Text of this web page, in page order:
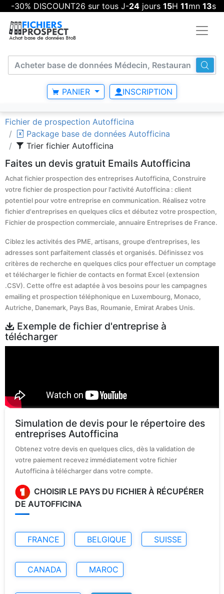
-30% DISCOUNT26 sur tous J-24jours 15H 11mn 13s
PANIER INSCRIPTION
Fichier de prospection Autofficina
Package base de données Autofficina
Trier fichier Autofficina
Faites un devis gratuit Emails Autofficina
Achat fichier prospection des entreprises Autofficina, Construire
votre fichier de prospection pour l'activité Autofficina : client
potentiel pour votre entreprise en communication. Réalisez votre
fichier d'entreprises en quelques clics et débutez votre prospection,
Fichier de prospection commerciale, annuaire Entreprises de France.
Ciblez les activités des PME, artisans, groupe d’entreprises, les
adresses sont parfaitement classés et organisés. Définissez vos
critères de recherche en quelques clics pour effectuer un comptage
et télécharger le fichier de contacts en format Excel (extension
.CSV). Cette offre est adaptée à vos besoins pour les campagnes
emailing et prospection téléphonique en Luxembourg, Monaco,
Autriche, Danemark, Pays Bas, Roumanie, Emirat Arabes Unis.
Exemple de fichier d'entreprise à
télécharger
Simulation de devis pour le répertoire des
entreprises Autofficina
Obtenez votre devis en quelques clics, dès la validation de
votre paiement recevez immédiatement votre fichier
Autofficina à télécharger dans votre compte.
CHOISIR LE PAYS DU FICHIER À RÉCUPÉRER
DE AUTOFFICINA
FRANCE BELGIQUE SUISSE
CANADA MAROC